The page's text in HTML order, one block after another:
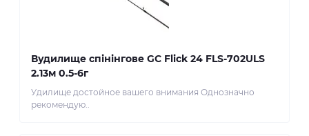
Вудилище спінінгове GC Flick 24 FLS-702ULS
2.13м 0.5-6г
Удилище достойное вашего внимания Однозначно
рекомендую..